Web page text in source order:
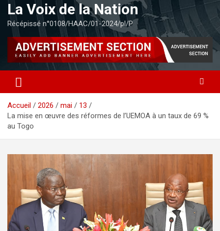
La Voix de la Nation
Récépissé n°0108/HAAC/01-2024/pl/P
Accueil 2026 mai
13
La mise en œuvre des réformes de l’UEMOA à un taux de 69 %
au Togo